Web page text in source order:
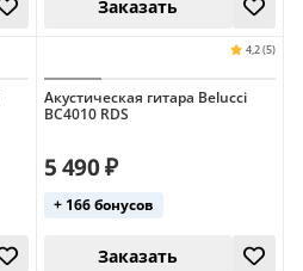
Акустическая гитара Belucci
BC4010 RDS
5 490 ₽
+ 166 бонусов